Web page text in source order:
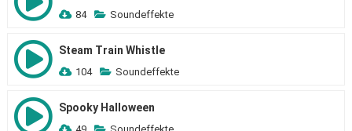
84 Soundeffekte
Steam Train Whistle
104 Soundeffekte
Spooky Halloween